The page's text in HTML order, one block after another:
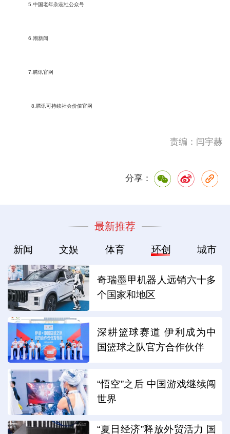
5.中国老年杂志社公众号
6.潮新闻
7.腾讯官网
8.腾讯可持续社会价值官网
责编：闫宇赫
分享：
最新推荐
新闻 文娱 体育 环创 城市
奇瑞墨甲机器人远销六十多
个国家和地区
深耕篮球赛道 伊利成为中
国篮球之队官方合作伙伴
“悟空”之后 中国游戏继续闯
世界
“夏日经济”释放外贸活力 国